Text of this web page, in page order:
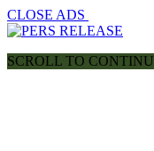
CLOSE ADS
SCROLL TO